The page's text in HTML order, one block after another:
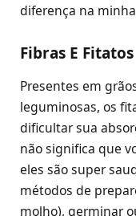
diferença na
Fibras E Fitatos
Presentes em
leguminosas, os
dificultar sua
não significa que
eles são super
métodos de
molho), germinar